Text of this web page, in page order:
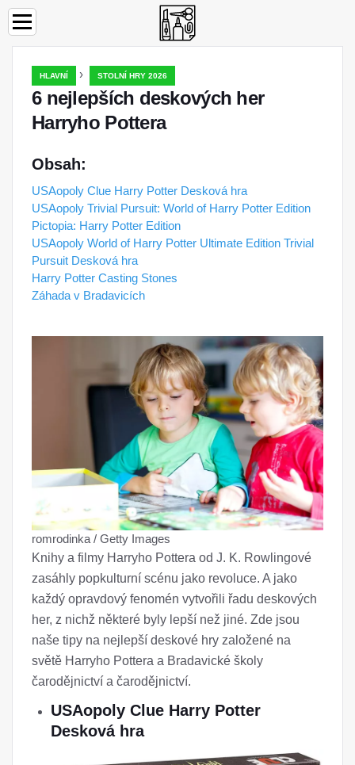
HLAVNÍ › STOLNÍ HRY 2026
6 nejlepších deskových her
Harryho Pottera
Obsah:
USAopoly Clue Harry Potter Desková hra
USAopoly Trivial Pursuit: World of Harry Potter Edition
Pictopia: Harry Potter Edition
USAopoly World of Harry Potter Ultimate Edition Trivial
Pursuit Desková hra
Harry Potter Casting Stones
Záhada v Bradavicích
romrodinka / Getty Images
Knihy a filmy Harryho Pottera od J. K. Rowlingové
zasáhly popkulturní scénu jako revoluce. A jako
každý opravdový fenomén vytvořili řadu deskových
her, z nichž některé byly lepší než jiné. Zde jsou
naše tipy na nejlepší deskové hry založené na
světě Harryho Pottera a Bradavické školy
čarodějnictví a čarodějnictví.
USAopoly Clue Harry Potter
Desková hra